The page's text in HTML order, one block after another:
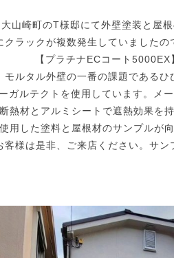
大山崎町のT様邸にて外壁塗装と屋
クラックが複数発生していました
【プラチナECコート5000EX
モルタル外壁の一番の課題であるひ
ガルテクトを使用しています。メ
断熱材とアルミシートで遮熱効果を
用した塗料と屋根材のサンプルが
客様は是非、ご来店ください。サン